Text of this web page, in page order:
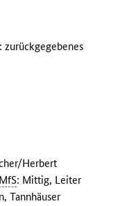
zurückgegebenes
Herbert
MfS: Mittig, Leiter
Tannhäuser